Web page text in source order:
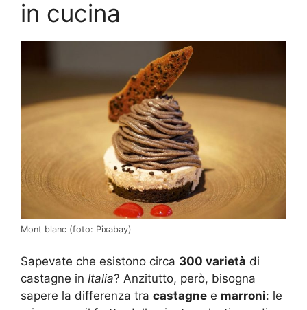
in cucina
Mont blanc (foto: Pixabay)
Sapevate che esistono circa 300 varietà di
castagne in Italia? Anzitutto, però, bisogna
sapere la differenza tra castagne e marroni: le